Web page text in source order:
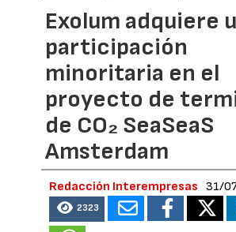
Exolum adquiere
participación
minoritaria en el
proyecto de
de CO₂ SeaSeaS
Amsterdam
Redacción Interempresas 31/
2323